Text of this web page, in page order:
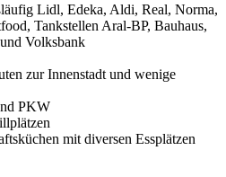
Lidl, Edeka, Aldi, Real, Norma,
Tankstellen Aral-BP, Bauhaus,
Volksbank
zur Innenstadt und wenige
PKW
mit diversen Essplätzen